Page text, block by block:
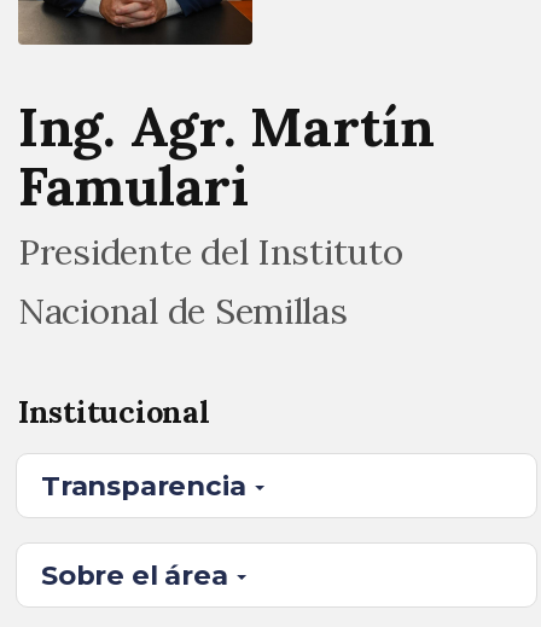
Ing. Agr. Martín
Famulari
Presidente del Instituto
Nacional de Semillas
Institucional
Transparencia
Sobre el área